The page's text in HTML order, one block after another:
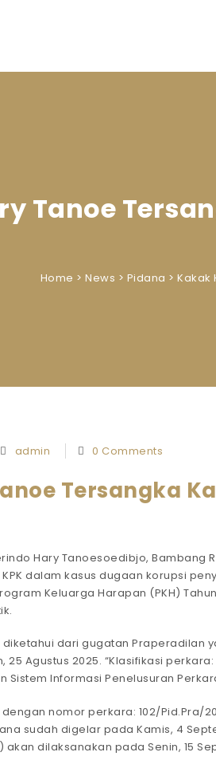
Tanoe
Home >News > Pidana >Kakak
admin 0 Comments
Tersangka
Hary Tanoesoedibjo, Bambang
dalam kasus dugaan korupsi
Keluarga Harapan (PKH)
dari gugatan Praperadilan
25 Agustus 2025. “Klasifikasi
Informasi Penelusuran
nomor perkara: 102/Pid.Pra/
sudah digelar pada Kamis, 4
dilaksanakan pada Senin, 15